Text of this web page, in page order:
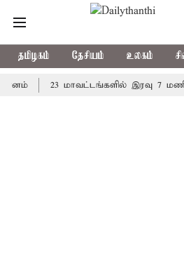
தமிழகம் தேசியம் உலகம்
23 மாவட்டங்களில் இரவு 7